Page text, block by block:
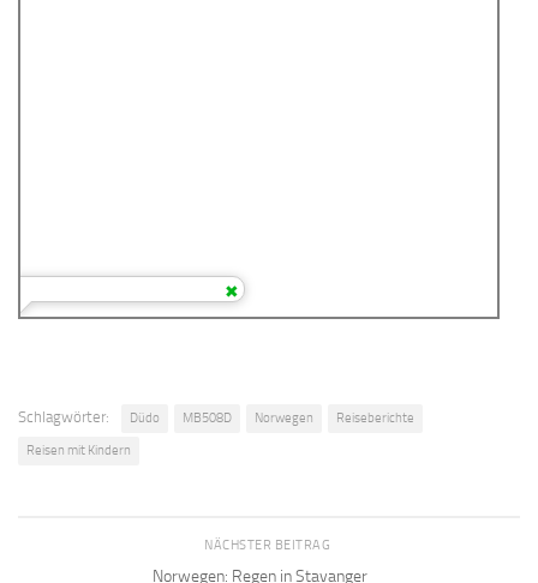
Schlagwörter: Düdo MB508D Norwegen Reiseberichte
Reisen mit Kindern
NÄCHSTER BEITRAG
Norwegen: Regen in Stavanger